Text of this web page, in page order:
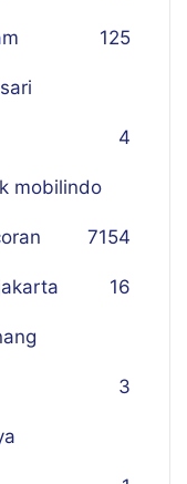
125
4
mobilindo
154
7
16
3